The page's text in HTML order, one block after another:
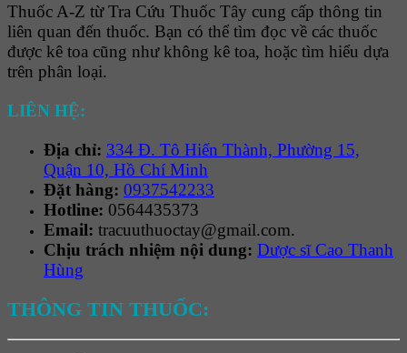
Thuốc A-Z từ Tra Cứu Thuốc Tây cung cấp thông tin
liên quan đến thuốc. Bạn có thể tìm đọc về các thuốc
được kê toa cũng như không kê toa, hoặc tìm hiểu dựa
trên phân loại.
LIÊN HỆ:
Địa chỉ: 334 Đ. Tô Hiến Thành, Phường 15,
Quận 10, Hồ Chí Minh
Đặt hàng: 0937542233
Hotline: 0564435373
Email: tracuuthuoctay@gmail.com.
Chịu trách nhiệm nội dung: Dược sĩ Cao Thanh
Hùng
THÔNG TIN THUỐC: